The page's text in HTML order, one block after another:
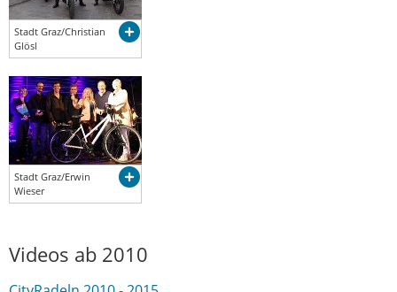
Stadt Graz/Christian
Glösl
Stadt Graz/Erwin
Wieser
Videos ab 2010